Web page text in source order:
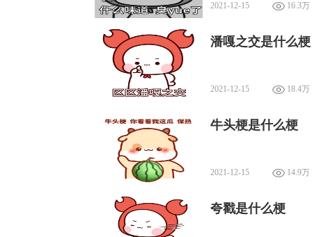
2021-12-15 16.3万
潘嘎之交是什么梗
2021-12-15 18.4万
牛头梗是什么梗
2021-12-15 14.9万
夸戳是什么梗